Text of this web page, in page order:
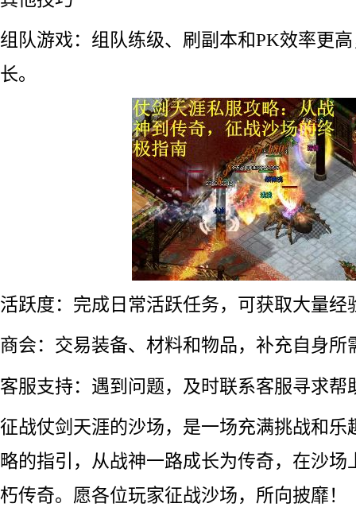
组队游戏：组队练级、刷副本和PK效率更
长。
活跃度：完成日常活跃任务，可获取大量经
商会：交易装备、材料和物品，补充自身所
客服支持：遇到问题，及时联系客服寻求帮
征战仗剑天涯的沙场，是一场充满挑战和乐
略的指引，从战神一路成长为传奇，在沙场
朽传奇。愿各位玩家征战沙场，所向披靡！